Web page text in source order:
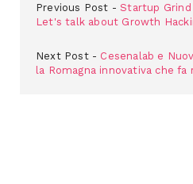
Previous Post
Startup Grind
Let's talk about Growth
Next Post
Cesenalab e
la Romagna innovativa che fa